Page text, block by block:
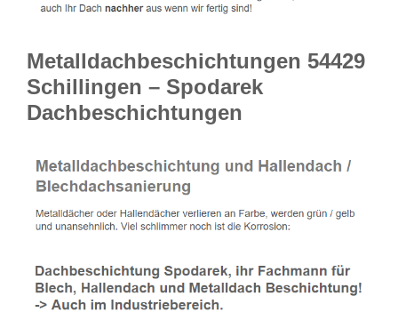
Metalldachbeschichtungen 54429
Schillingen – Spodarek
Dachbeschichtungen